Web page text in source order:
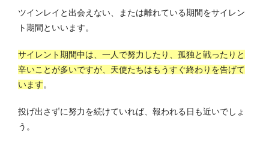
ツインレイと出会えない、または離れている期間をサイレン
ト期間といいます。
サイレント期間中は、一人で努力したり、孤独と戦ったりと
辛いことが多いですが、天使たちはもうすぐ終わりを告げて
います。
投げ出さずに努力を続けていれば、報われる日も近いでしょ
う。